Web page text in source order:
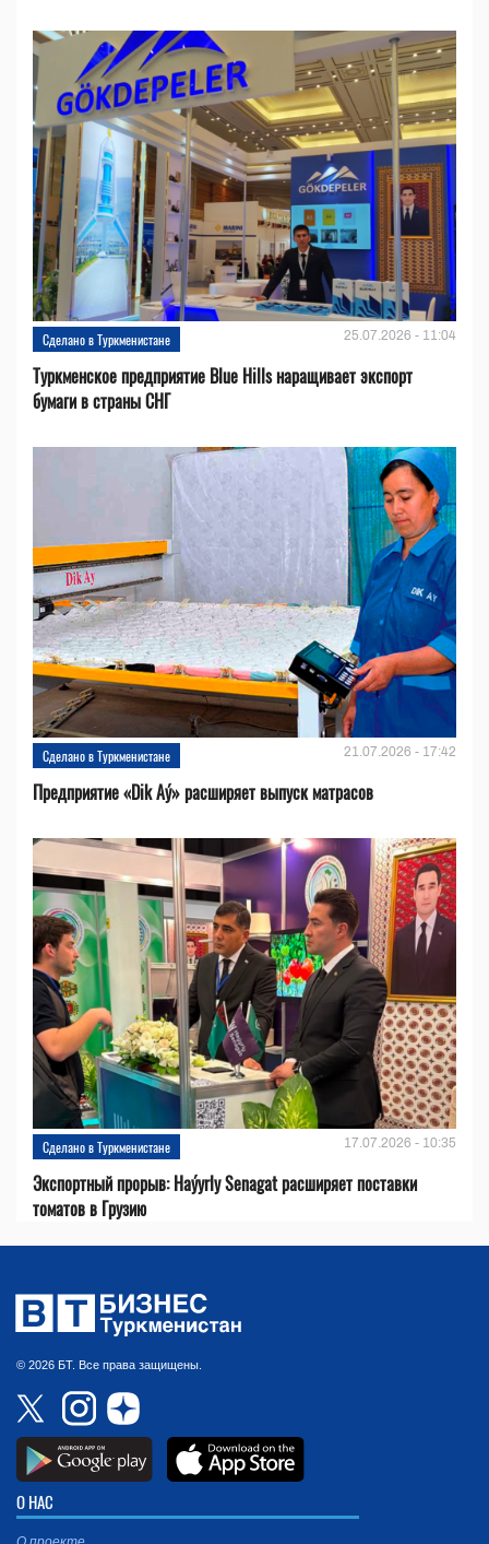
Сделано в Туркменистане 25.07.2026 - 11:04
Туркменское предприятие Blue Hills наращивает экспорт
бумаги в страны СНГ
Сделано в Туркменистане 21.07.2026 - 17:42
Предприятие «Dik Aý» расширяет выпуск матрасов
Сделано в Туркменистане 17.07.2026 - 10:35
Экспортный прорыв: Haýyrly Senagat расширяет поставки
томатов в Грузию
© 2026 БТ. Все права защищены.
О НАС